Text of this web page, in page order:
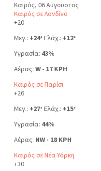
Καιρός, 06 Αύγουστος
Καιρός σε Λονδίνο
+20
Μεγ.: +24° Ελάχ.: +12°
Υγρασία: 43%
Αέρας: W - 17 KPH
Καιρός σε Παρίσι
+26
Μεγ.: +27° Ελάχ.: +15°
Υγρασία: 44%
Αέρας: NW - 18 KPH
Καιρός σε Νέα Υόρκη
+30